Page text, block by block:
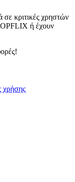
σε κριτικές χρηστών
ή έχουν
χρήσης